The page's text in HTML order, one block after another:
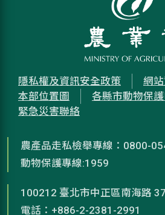
隱私權及資訊安全政策
網
本部位置圖
各縣市動物保
緊急災害聯絡
農產品走私檢舉專線：0800-
動物保護專線:1959
100212 臺北市中正區南海路
電話：+886-2-2381-2991